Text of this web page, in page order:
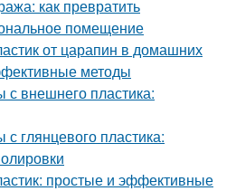
как превратить
помещение
от царапин в домашних
методы
с внешнего пластика:
глянцевого пластика:
простые и эффективные